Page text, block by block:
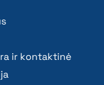
ir kontaktinė